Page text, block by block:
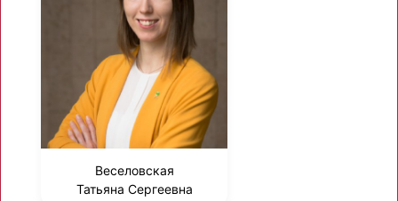
Веселовская
Татьяна Сергеевна